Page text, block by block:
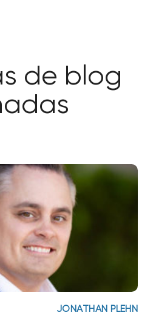
los efectos de
de blog
JONATHAN PLEHN